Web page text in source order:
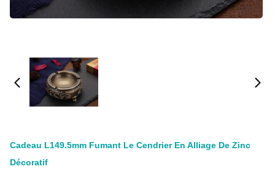
Cadeau L149.5mm Fumant Le Cendrier En Alliage De Zinc
Décoratif